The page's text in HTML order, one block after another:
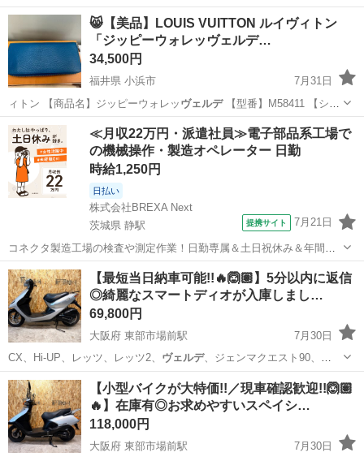
お…
愛知 一宮市 奥町駅
😸【美品】LOUIS VUITTON ルイヴィトン
「ジッピーウォレッヴェルデ…
34,500円
福井県 小浜市
7月31日
ィトン 【商品名】ジッピーウォレッ ヴェルデ【型番】M58411 【シリ
ア…
福井 小浜市 小物 ルイヴィトン
≪月収22万円・派遣社員≫電子部品系工場で
の機械操作・製造オペレーター 日勤
時給1,250円
日払い
株式会社BREXA Next
茨城県 静駅
提携サイト 7月21日
コネクタ製造工場の検査や測定作業！日勤専属＆土日祝休み＆年間休
日128日★クリーンルーム内作業★マイカー通勤OK＆無料駐車場あり
★就業先食堂利用可！日払い制度あり！《茨城県常陸大宮市》 人気の
工場のお仕事 ◇コネクタ製造工...
茨城 常陸大宮市 静駅 その他
【最短当日納車可能!!🔥🙆🏽】5分以内に返信
◎綺麗なスマートディオが入庫しまし…
69,800円
大阪府 東部市場前駅
7月30日
CX、Hi-UP、レッツ、レッツ2、 ヴェルデ、ジェンマクエスト90、
JOG、アプ…
大阪 大阪市 東部市場前駅 バイク
【小型バイクが大特価!!／現車確認歓迎!!🙆🏽
🔥】在庫有◎お求めやすいスペイシ…
118,000円
大阪府 東部市場前駅
7月30日